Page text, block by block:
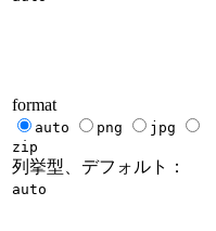
format
auto png
jpg
zip
列挙型、デフォルト：
auto